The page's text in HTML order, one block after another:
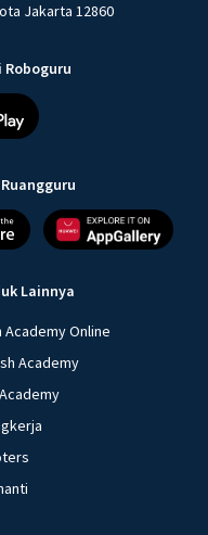
Jakarta 12860
Roboguru
Lainnya
Academy Online
Academy